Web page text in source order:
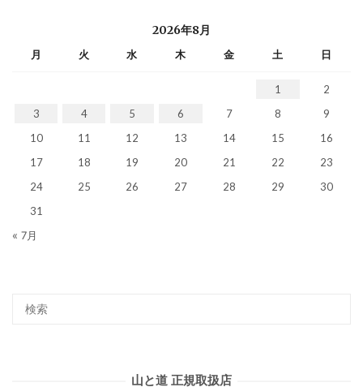
2026年8月
月 火 水 木 金 土 日
1
2
3
4 5 6 7 8
9
10
11 12 13 14 15
16
17
18 19 20 21 22
23
24
25 26 27 28 29
30
31
« 7月
山と道 正規取扱店